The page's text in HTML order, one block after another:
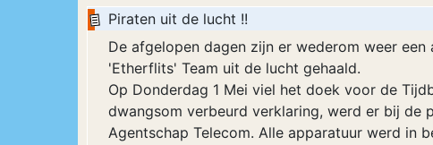
Piraten uit de lucht !!
De afgelopen dagen zijn er wederom weer
'Etherflits' Team uit de lucht gehaald.
Op Donderdag 1 Mei viel het doek voor de
dwangsom verbeurd verklaring, werd er bij de
Agentschap Telecom. Alle apparatuur werd in